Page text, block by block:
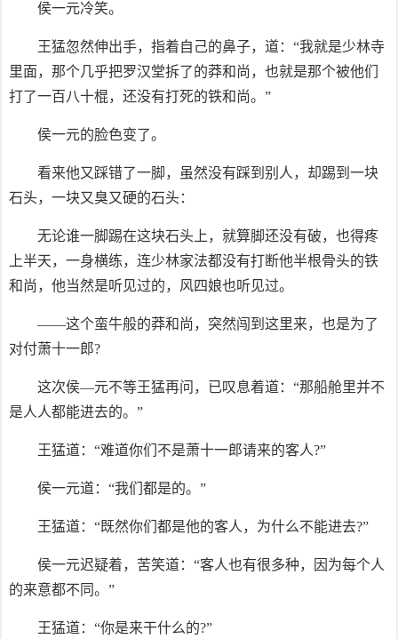
侯一元冷笑。
王猛忽然伸出手，指着自己的鼻子，道：“我就是少林寺
里面，那个几乎把罗汉堂拆了的莽和尚，也就是那个被他们
打了一百八十棍，还没有打死的铁和尚。”
侯一元的脸色变了。
看来他又踩错了一脚，虽然没有踩到别人，却踢到一块
石头，一块又臭又硬的石头：
无论谁一脚踢在这块石头上，就算脚还没有破，也得疼
上半天，一身横练，连少林家法都没有打断他半根骨头的铁
和尚，他当然是听见过的，风四娘也听见过。
——这个蛮牛般的莽和尚，突然闯到这里来，也是为了
对付萧十一郎?
这次侯—元不等王猛再问，已叹息着道：“那船舱里并不
是人人都能进去的。”
王猛道：“难道你们不是萧十一郎请来的客人?”
侯一元道：“我们都是的。”
王猛道：“既然你们都是他的客人，为什么不能进去?”
侯一元迟疑着，苦笑道：“客人也有很多种，因为每个人
的来意都不同。”
王猛道：“你是来干什么的?”